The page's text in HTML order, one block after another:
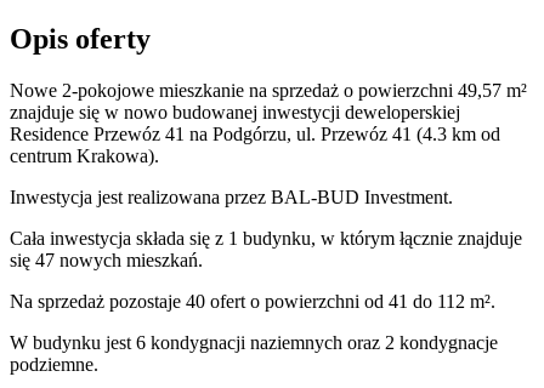
Opis oferty
Nowe 2-pokojowe mieszkanie na sprzedaż o powierzchni 49,57 m²
znajduje się w nowo budowanej inwestycji deweloperskiej
Residence Przewóz 41 na Podgórzu, ul. Przewóz 41 (4.3 km od
centrum Krakowa).
Inwestycja jest realizowana przez BAL-BUD Investment.
Cała inwestycja składa się z 1 budynku, w którym łącznie znajduje
się 47 nowych mieszkań.
Na sprzedaż pozostaje 40 ofert o powierzchni od 41 do 112 m².
W budynku jest 6 kondygnacji naziemnych oraz 2 kondygnacje
podziemne.